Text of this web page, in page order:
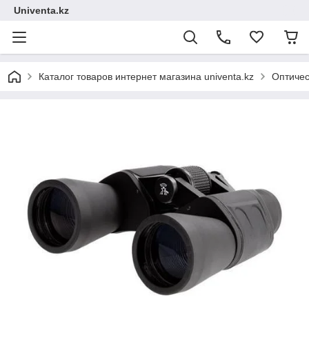
Univenta.kz
Каталог товаров интернет магазина univenta.kz